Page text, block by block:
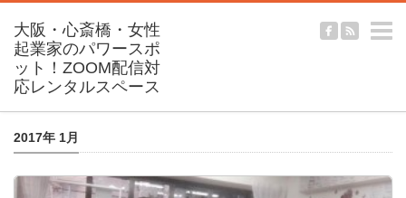
2017年 1月